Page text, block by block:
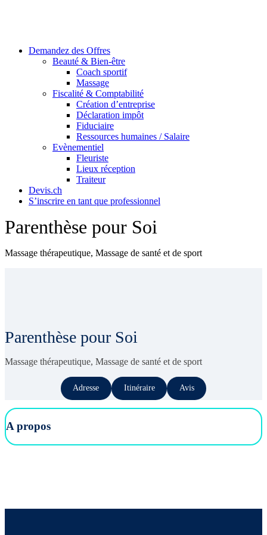
Demandez des Offres
Beauté & Bien-être
Coach sportif
Massage
Fiscalité & Comptabilité
Création d’entreprise
Déclaration impôt
Fiduciaire
Ressources humaines / Salaire
Evènementiel
Fleuriste
Lieux réception
Traiteur
Devis.ch
S’inscrire en tant que professionnel
Parenthèse pour Soi
Massage thérapeutique, Massage de santé et de sport
Parenthèse pour Soi
Massage thérapeutique, Massage de santé et de sport
Adresse Itinéraire Avis
A propos